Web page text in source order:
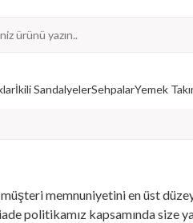
İkili SandalyelerSehpalarYemek
memnuniyetini en üst
politikamız kapsamında size